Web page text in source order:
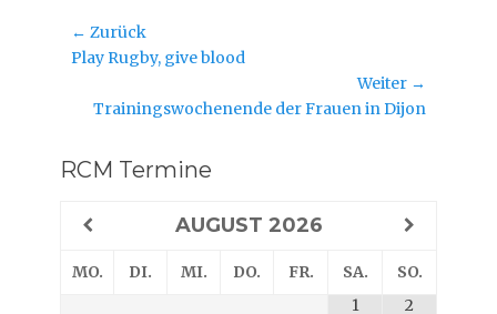
Beitragsnavigation
← Zurück
Vorheriger
Play Rugby, give blood
Weiter →
Nächster
Trainingswochenende der Frauen in Dijon
RCM Termine
AUGUST 2026
MO. DI. MI. DO. FR. SA.
SO.
1
2